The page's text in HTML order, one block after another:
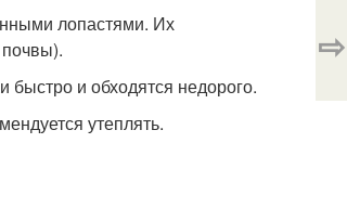
лопастями. Их
и обходятся недорого.
утеплять.
⇨